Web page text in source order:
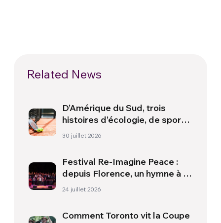
Related News
D’Amérique du Sud, trois
histoires d’écologie, de sport
et de santé
30 juillet 2026
Festival Re-Imagine Peace :
depuis Florence, un hymne à la
paix
24 juillet 2026
Comment Toronto vit la Coupe